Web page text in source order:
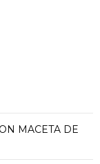
MACETA DE